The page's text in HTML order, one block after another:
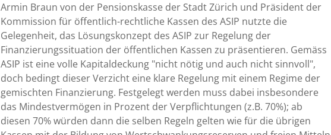
Armin Braun von der Pensionskasse der Stadt Zürich und Präsident der
Kommission für öffentlich-rechtliche Kassen des ASIP nutzte die
Gelegenheit, das Lösungskonzept des ASIP zur Regelung der
Finanzierungssituation der öffentlichen Kassen zu präsentieren. Gemäss
ASIP ist eine volle Kapitaldeckung "nicht nötig und auch nicht sinnvoll",
doch bedingt dieser Verzicht eine klare Regelung mit einem Regime der
gemischten Finanzierung. Festgelegt werden muss dabei insbesondere
das Mindestvermögen in Prozent der Verpflichtungen (z.B. 70%); ab
diesen 70% würden dann die selben Regeln gelten wie für die übrigen